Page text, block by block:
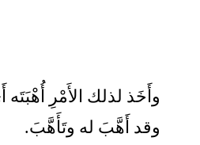
وأَخَذ لذلك الأَمْرِ أُهْبَتَه
وقد أَهَّبَ له وتَأَهَّبَ.